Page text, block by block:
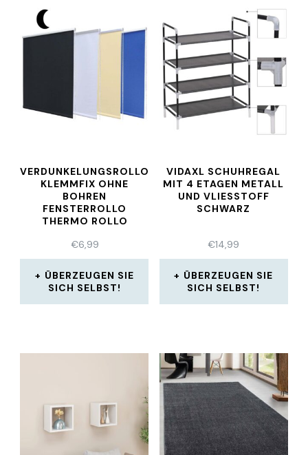
VERDUNKELUNGSROLLO
KLEMMFIX OHNE
BOHREN
FENSTERROLLO
THERMO ROLLO
€6,99
ÜBERZEUGEN SIE
SICH SELBST!
VIDAXL SCHUHREGAL
MIT 4 ETAGEN METALL
UND VLIESSTOFF
SCHWARZ
€14,99
ÜBERZEUGEN SIE
SICH SELBST!